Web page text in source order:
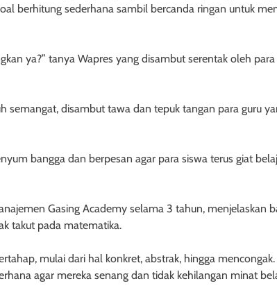
berhitung sederhana sambil bercanda ringan untuk
ya?” tanya Wapres yang disambut serentak oleh
semangat, disambut tawa dan tepuk tangan para guru
bangga dan berpesan agar para siswa terus giat
Gasing Academy selama 3 tahun, menjelaskan
takut pada matematika.
mulai dari hal konkret, abstrak, hingga
agar mereka senang dan tidak kehilangan minat